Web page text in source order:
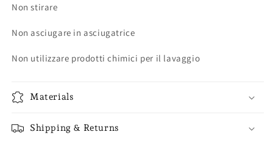
Non stirare
Non asciugare in asciugatrice
Non utilizzare prodotti chimici per il lavaggio
Materials
Shipping & Returns